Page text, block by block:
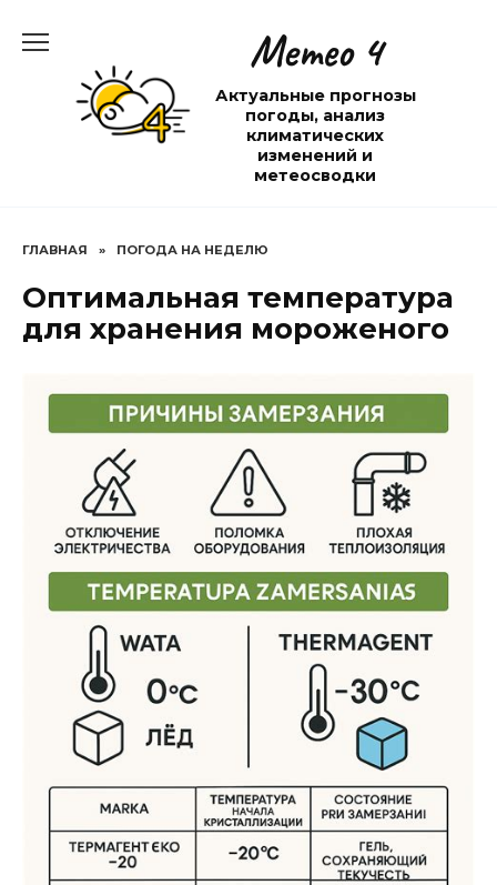
содержанию
Метео 4
Актуальные прогнозы
погоды, анализ
климатических
изменений и
метеосводки
ГЛАВНАЯ » ПОГОДА НА НЕДЕЛЮ
Оптимальная температура
для хранения мороженого